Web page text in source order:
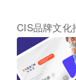
CIS品牌文化